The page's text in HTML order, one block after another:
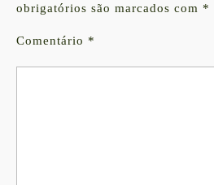
obrigatórios são marcados com *
Comentário *